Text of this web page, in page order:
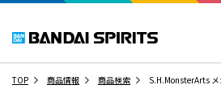
TOP 商品情報 商品検索 S.H.MonsterArts